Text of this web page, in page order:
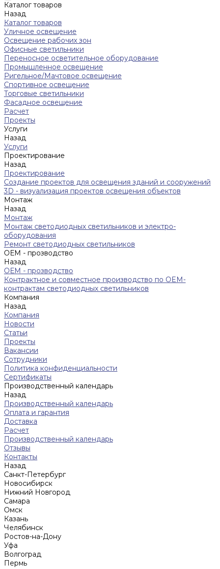
Каталог товаров
Назад
Каталог товаров
Уличное освещение
Освещение рабочих зон
Офисные светильники
Переносное осветительное оборудование
Промышленное освещение
Ригельное/Мачтовое освещение
Спортивное освещение
Торговые светильники
Фасадное освещение
Расчет
Проекты
Услуги
Назад
Услуги
Проектирование
Назад
Проектирование
Создание проектов для освещения зданий и сооружений
3D - визуализация проектов освещения объектов
Монтаж
Назад
Монтаж
Монтаж светодиодных светильников и электро-
оборудования
Ремонт светодиодных светильников
ОЕМ - прозводство
Назад
ОЕМ - прозводство
Контрактное и совместное производство по OEM-
контрактам светодиодных светильников
Компания
Назад
Компания
Новости
Статьи
Проекты
Вакансии
Сотрудники
Политика конфиденциальности
Сертификаты
Производственный календарь
Назад
Производственный календарь
Оплата и гарантия
Доставка
Расчет
Производственный календарь
Отзывы
Контакты
Назад
Санкт-Петербург
Новосибирск
Нижний Новгород
Cамара
Омск
Казань
Челябинск
Ростов-на-Дону
Уфа
Волгоград
Пермь